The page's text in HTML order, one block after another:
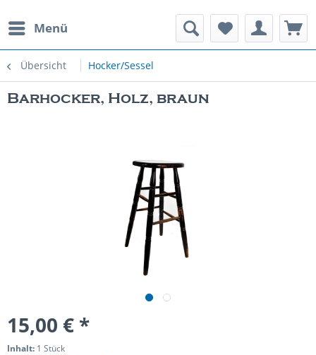
Menü
Übersicht Hocker/Sessel
Spielautomaten
Barhocker, Holz, braun
15,00 € *
Inhalt: 1 Stück